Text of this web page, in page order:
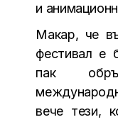
и
Макар, че
фестивал е
пак
вече тези,